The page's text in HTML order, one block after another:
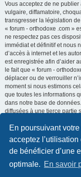
En poursuivant
acceptez
de bénéficier d’une
optimale. En savoir
Vous acceptez de ne
vulgaire, diffamatoire,
transgresser la législation
« forum - orthodoxe .com »
ne respectez pas ces
immédiat et définitif et nous
d’accès à internet et les
est enregistrée afin d’aider
le fait que « forum -
déplacer ou de verrouiller
moment si nous estimons
que toutes les informations
dans notre base de
diffusées à une tierce partie
.com », ni phpBB, ne
tentative de piratage